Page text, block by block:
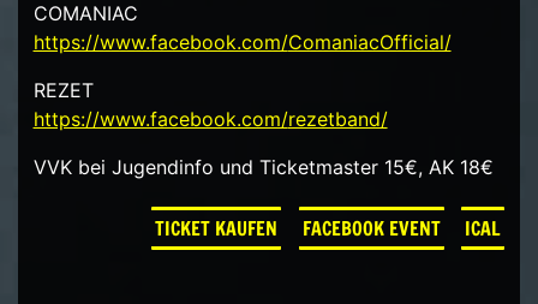
COMANIAC
https://www.facebook.com/ComaniacOfficial/
REZET
https://www.facebook.com/rezetband/
VVK bei Jugendinfo und Ticketmaster 15€, AK 18€
TICKET KAUFEN FACEBOOK EVENT ICAL